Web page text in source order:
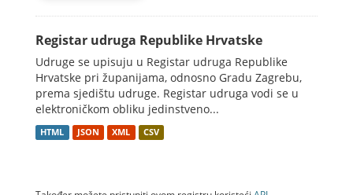
Registar udruga Republike Hrvatske
Udruge se upisuju u Registar udruga Republike
Hrvatske pri županijama, odnosno Gradu Zagrebu,
prema sjedištu udruge. Registar udruga vodi se u
elektroničkom obliku jedinstveno...
HTML JSON XML CSV